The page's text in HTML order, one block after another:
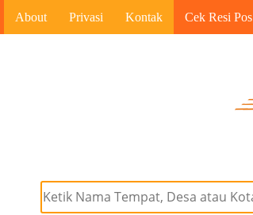
About Privasi Kontak Cek Resi Pos